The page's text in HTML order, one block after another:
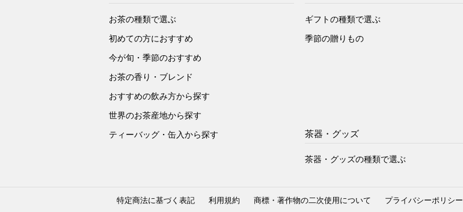
お茶の種類で選ぶ
初めての方におすすめ
今が旬・季節のおすすめ
お茶の香り・ブレンド
おすすめの飲み方から探す
世界のお茶産地から探す
ティーバッグ・缶入から探す
ギフトの種類で選ぶ
季節の贈りもの
茶器・グッズ
茶器・グッズの種類で選ぶ
特定商法に基づく表記 利用規約 商標・著作物の二次使用について プライバシーポリシー